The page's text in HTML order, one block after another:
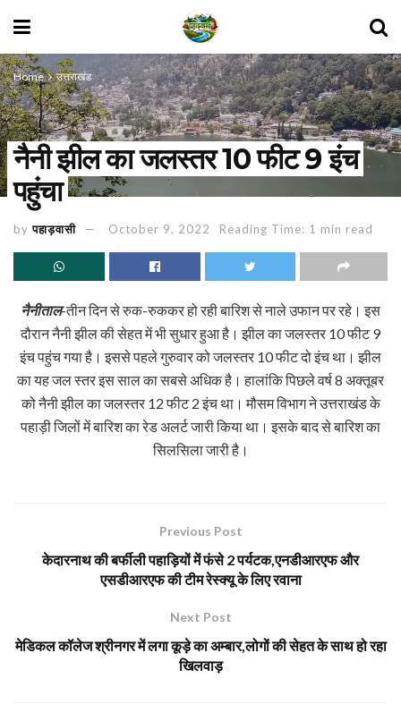
Home उत्तराखंड
नैनी झील का जलस्तर 10 फीट 9 इंच
पहुंचा
by पहाड़वासी October 9, 2022 Reading Time: 1 min read
नैनीताल-तीन दिन से रुक-रुककर हो रही बारिश से नाले उफान पर रहे। इस
दौरान नैनी झील की सेहत में भी सुधार हुआ है। झील का जलस्तर 10 फीट 9
इंच पहुंच गया है। इससे पहले गुरुवार को जलस्तर 10 फीट दो इंच था। झील
का यह जल स्तर इस साल का सबसे अधिक है। हालांकि पिछले वर्ष 8 अक्तूबर
को नैनी झील का जलस्तर 12 फीट 2 इंच था। मौसम विभाग ने उत्तराखंड के
पहाड़ी जिलों में बारिश का रेड अलर्ट जारी किया था। इसके बाद से बारिश का
सिलसिला जारी है।
Previous Post
केदारनाथ की बर्फीली पहाड़ियों में फंसे 2 पर्यटक,एनडीआरएफ और
एसडीआरएफ की टीम रेस्क्यू के लिए रवाना
Next Post
मेडिकल कॉलेज श्रीनगर में लगा कूड़े का अम्बार,लोगों की सेहत के साथ हो रहा
खिलवाड़